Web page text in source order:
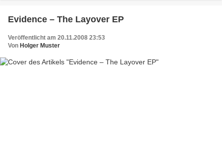
Evidence – The Layover EP
Veröffentlicht am 20.11.2008 23:53
Von Holger Muster